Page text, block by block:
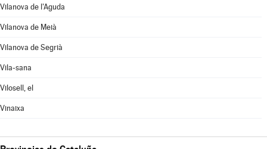
Vilanova de l'Aguda
Vilanova de Meià
Vilanova de Segrià
Vila-sana
Vilosell, el
Vinaixa